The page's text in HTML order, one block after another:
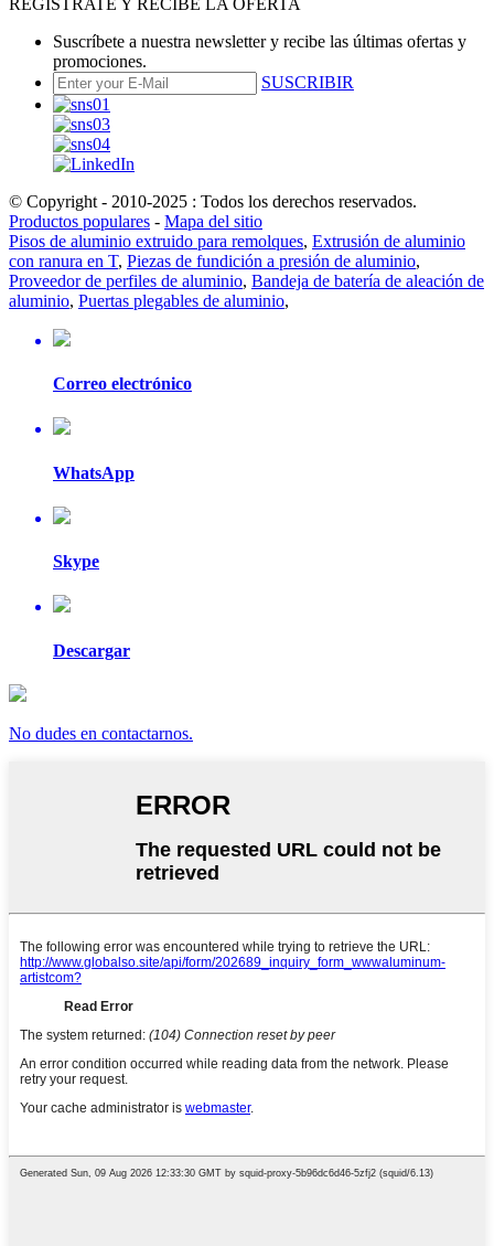
Suscríbete a nuestra newsletter y recibe las últimas ofertas y
promociones.
SUSCRIBIR
© Copyright - 2010-2025 : Todos los derechos reservados.
Productos populares - Mapa del sitio
Pisos de aluminio extruido para remolques, Extrusión de aluminio
con ranura en T, Piezas de fundición a presión de aluminio,
Proveedor de perfiles de aluminio, Bandeja de batería de aleación de
aluminio, Puertas plegables de aluminio,
Correo electrónico
WhatsApp
Skype
Descargar
No dudes en contactarnos.